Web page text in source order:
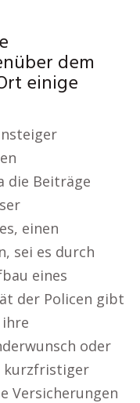
dem
einige
die Beiträge
einen
sei es durch
eines
der Policen gibt
oder
kurzfristiger
Versicherungen